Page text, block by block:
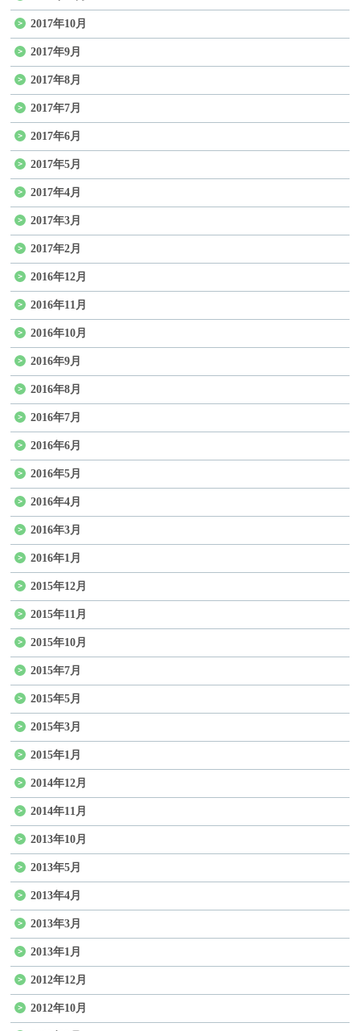
2017年10月
2017年9月
2017年8月
2017年7月
2017年6月
2017年5月
2017年4月
2017年3月
2017年2月
2016年12月
2016年11月
2016年10月
2016年9月
2016年8月
2016年7月
2016年6月
2016年5月
2016年4月
2016年3月
2016年1月
2015年12月
2015年11月
2015年10月
2015年7月
2015年5月
2015年3月
2015年1月
2014年12月
2014年11月
2013年10月
2013年5月
2013年4月
2013年3月
2013年1月
2012年12月
2012年10月